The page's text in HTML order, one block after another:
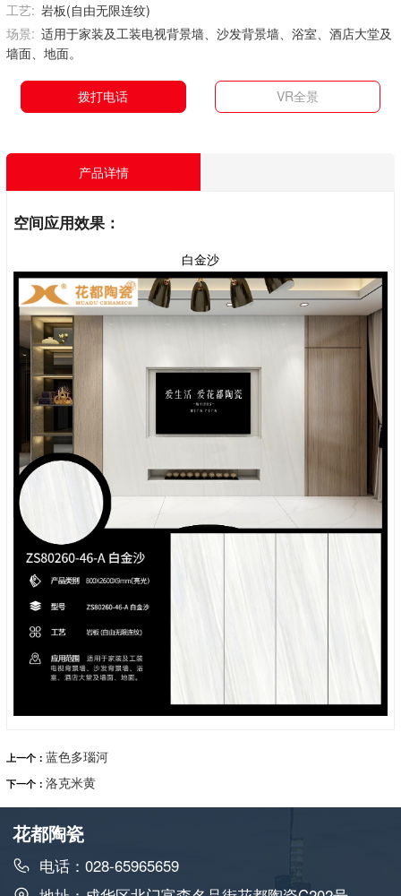
工艺: 岩板(自由无限连纹)
场景: 适用于家装及工装电视背景墙、沙发背景墙、浴室、酒店大堂及
墙面、地面。
拨打电话 VR全景
产品详情
空间应用效果：
白金沙
上一个： 蓝色多瑙河
下一个： 洛克米黄
花都陶瓷
电话：028-65965659